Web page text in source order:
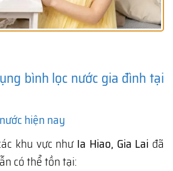
bình lọc nước gia đình tại
hiện nay
khu vực như Ia Hiao, Gia Lai đã
có thể tồn tại: